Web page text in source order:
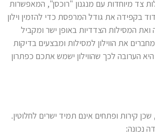
צד מיוחדות עם מנגנון "רוכסן", המאפשרות
בקפידה את גודל המרפסת כדי להזמין וילון
המסילות הצדדיות באופן ישר ומקביל
את הווילון למסילות ומבצעים בדיקות
הערובה לכך שהווילון ישמש אתכם כפתרון
קירות ופתחים אינם תמיד ישרים לחלוטין.
נכונה: